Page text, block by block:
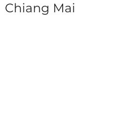
Chiang Mai